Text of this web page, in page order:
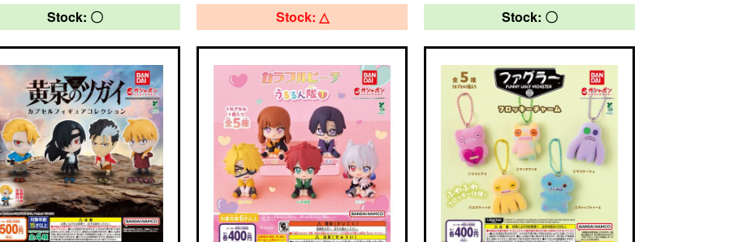
Stock: 〇 Stock: △ Stock: 〇